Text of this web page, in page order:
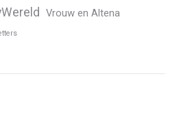
Vrouw en Altena